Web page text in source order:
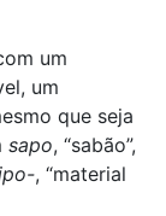
um
um
que seja
sapo, “sabão”,
, “material